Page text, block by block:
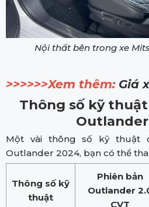
Nội thất bên trong xe
>>>>>>Xem thêm: Giá
Thông số kỹ
Một vài thông số kỹ thuật
Outlander 2024, bạn có thể
Thông số kỹ
thuật
Phiên bản
Outlander
CVT